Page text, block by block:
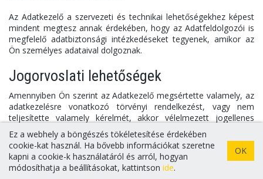
Az Adatkezelő a szervezeti és technikai lehetőségekhez képest
mindent megtesz annak érdekében, hogy az Adatfeldolgozói is
megfelelő adatbiztonsági intézkedéseket tegyenek, amikor az
Ön személyes adataival dolgoznak.
Jogorvoslati lehetőségek
Amennyiben Ön szerint az Adatkezelő megsértette valamely, az
adatkezelésre vonatkozó törvényi rendelkezést, vagy nem
teljesítette valamely kérelmét, akkor vélelmezett jogellenes
adatkezelés megszüntetése érdekében a Nemzeti Adatvédelmi
és Információszabadság Hatóság vizsgálati eljárását
kezdeményezheti (levelezési cím: 1363 Budapest, Pf. 9., e-mail:
ugyfelszolgalat@naih.hu, telefonszámok: +36 (30) 683-5969 +36
(30) 549-6838; +36 (1) 391 1400).
Ez a webhely a böngészés tökéletesítése érdekében
cookie-kat használ. Ha bővebb információkat szeretne
kapni a cookie-k használatáról és arról, hogyan
módosíthatja a beállításokat, kattintson ide.
OK